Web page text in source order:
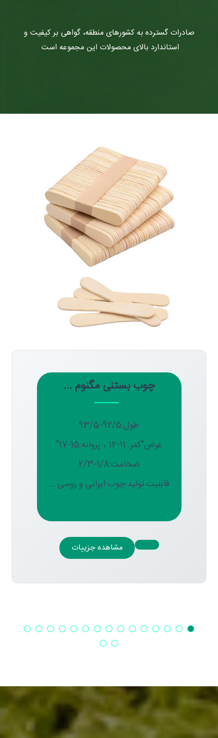
صادرات گسترده به کشورهای منطقه، گواهی بر کیفیت و
استاندارد بالای محصولات این مجموعه است
چوب بستنی مگنوم ...
طول:92/5-93/5
عرض"کمر: 11-12 ، پروانه:15-17"
ضخامت:1/8-2/3
قابلیت تولید:چوب ایرانی و روسی …
مشاهده جزییات